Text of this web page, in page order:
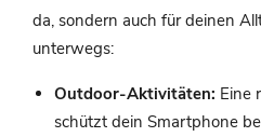
da, sondern auch für deinen
unterwegs:
Outdoor-Aktivitäten: Eine
schützt dein Smartphone